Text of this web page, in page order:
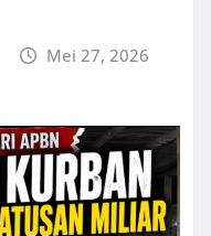
Mei 27, 2026